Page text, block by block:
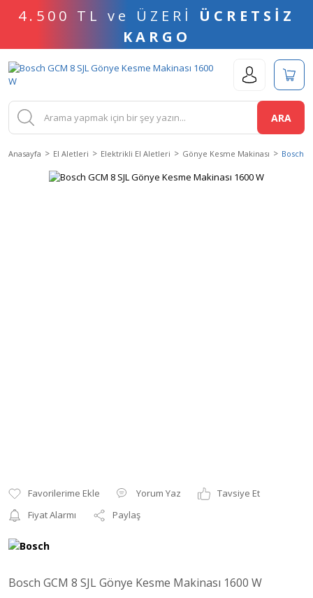
4.500 TL ve ÜZERİ ÜCRETSİZ
KARGO
ARA
Anasayfa El Aletleri Elektrikli El Aletleri Gönye Kesme Makinası Bosch
Yorum Yaz
Tavsiye Et
Fiyat Alarmı
Paylaş
Bosch GCM 8 SJL Gönye Kesme Makinası 1600 W